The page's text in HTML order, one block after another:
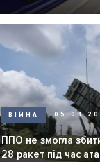
ВІЙНА
ППО не змогла
28 ракет під час